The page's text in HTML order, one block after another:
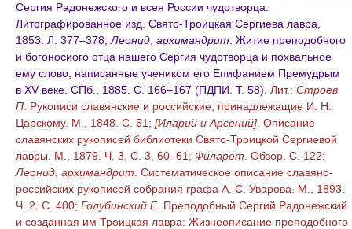
Сергия Радонежского и всея России чудотворца.
Литографированное изд. Свято-Троицкая Сергиева лавра,
1853. Л. 377–378; Леонид архимандрит . Житие преподобного
и богоносиого отца нашего Сергия чудотворца и похвальное
ему слово, написанные учеником его Епифанием Премудрым
в XV веке. СПб., 1885. С. 166–167 (ПДПИ. Т. 58). Лит.: Строев
П . Рукописи славянские и российские, принадлежащие И. Н.
Царскому. М., 1848. С. 51; [Иларий и Арсений] . Описание
славянских рукописей библиотеки Свято-Троицкой Сергиевой
лавры. М., 1879. Ч. 3. С. 3, 60–61; Филарет . Обзор. С. 122;
Леонид архимандрит . Систематическое описание славяно-
российских рукописей собрания графа А. С. Уварова. М., 1893.
Ч. 2. С. 400; Голубинский Е. Преподобный Сергий Радонежский
и созданная им Троицкая лавра: Жизнеописание преподобного